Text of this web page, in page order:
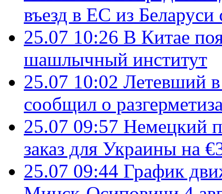
въезд в ЕС из Беларуси
25.07 10:26 В Китае
шашлычный институт
25.07 10:02 Летевший
сообщил о
25.07 09:57 Немецкий
заказ для Украины на
25.07 09:44 График